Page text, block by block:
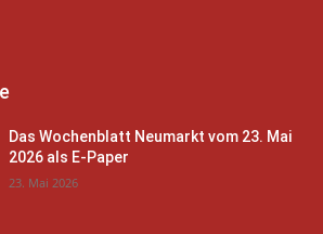
Das Wochenblatt Neumarkt vom 23. Mai
2026 als E-Paper
23. Mai 2026